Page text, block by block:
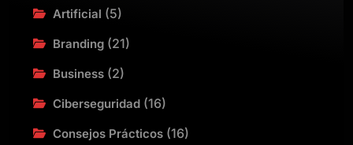
Artificial (5)
Branding (21)
Business (2)
Ciberseguridad (16)
Consejos Prácticos (16)